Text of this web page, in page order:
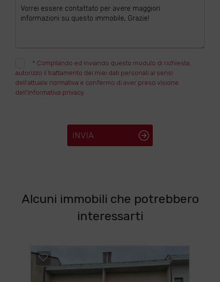
* Compilando ed inviando questo modulo di richiesta,
autorizzo il trattamento dei miei dati personali ai sensi
dell'attuale normativa e confermo di aver preso visione
dell'informativa privacy.
INVIA
Alcuni immobili che potrebbero
interessarti